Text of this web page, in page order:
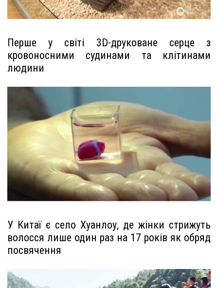
Перше у світі 3D-друковане серце з
кровоносними судинами та клітинами
людини
У Китаї є село Хуанлоу, де жінки стрижуть
волосся лише один раз на 17 років як обряд
посвячення